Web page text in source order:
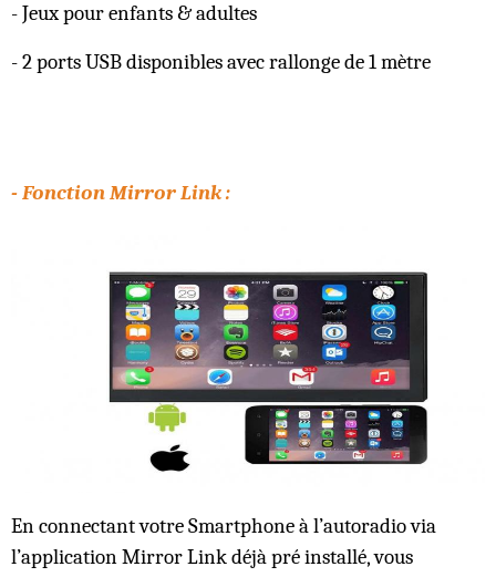
- Jeux pour enfants & adultes
- 2 ports USB disponibles avec rallonge de 1 mètre
- Fonction Mirror Link :
En connectant votre Smartphone à l’autoradio via
l’application Mirror Link déjà pré installé, vous